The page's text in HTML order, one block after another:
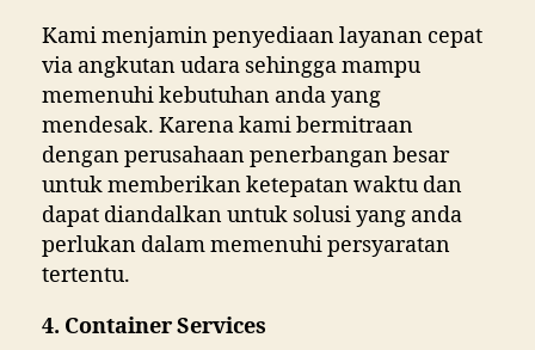
Kami menjamin penyediaan layanan cepat
via angkutan udara sehingga mampu
memenuhi kebutuhan anda yang
mendesak. Karena kami bermitraan
dengan perusahaan penerbangan besar
untuk memberikan ketepatan waktu dan
dapat diandalkan untuk solusi yang anda
perlukan dalam memenuhi persyaratan
tertentu.
4. Container Services